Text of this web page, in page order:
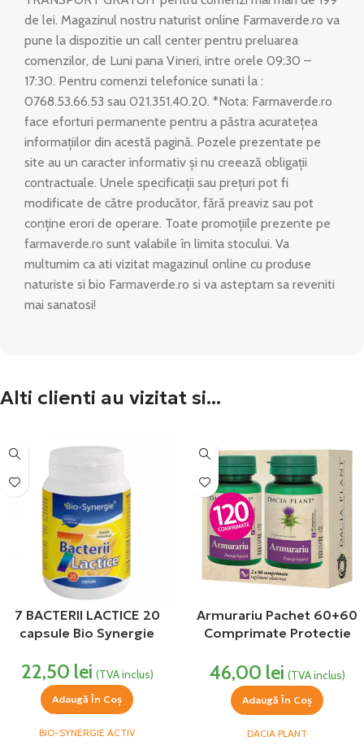
de lei. Magazinul nostru naturist online Farmaverde.ro va
pune la dispozitie un call center pentru preluarea
comenzilor, de Luni pana Vineri, intre orele 09:30 –
17:30. Pentru comenzi telefonice sunati la :
0768.53.66.53 sau 021.351.40.20. *Nota: Farmaverde.ro
face eforturi permanente pentru a păstra acuratețea
informațiilor din acestă pagină. Pozele prezentate pe
site au un caracter informativ și nu creează obligații
contractuale. Unele specificații sau prețuri pot fi
modificate de către producător, fără preaviz sau pot
conține erori de operare. Toate promoțiile prezente pe
farmaverde.ro sunt valabile în limita stocului. Va
multumim ca ati vizitat magazinul online cu produse
naturiste si bio Farmaverde.ro si va asteptam sa reveniti
mai sanatosi!
Alti clienti au vizitat si...
7 BACTERII LACTICE 20
capsule Bio Synergie
22,50 lei (TVA inclus)
Adaugă În Coș
BIO-SYNERGIE ACTIV
Armurariu Pachet 60+60
Comprimate Protectie
46,00 lei (TVA inclus)
Adaugă În Coș
DACIA PLANT